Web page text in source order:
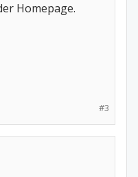
Homepage.
#3